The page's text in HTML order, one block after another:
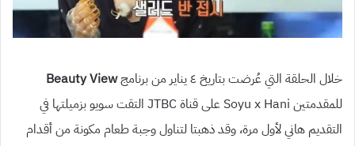
خلال الحلقة التي عُرضت بتاريخ ٤ يناير من برنامج
Beauty View
للمقدمتين Soyu x Hani على قناة JTBC التقت سويو بزميلتها في
التقديم هاني لأول مرة، وقد ذهبتا لتناول وجبة طعام مكونة من أقدام